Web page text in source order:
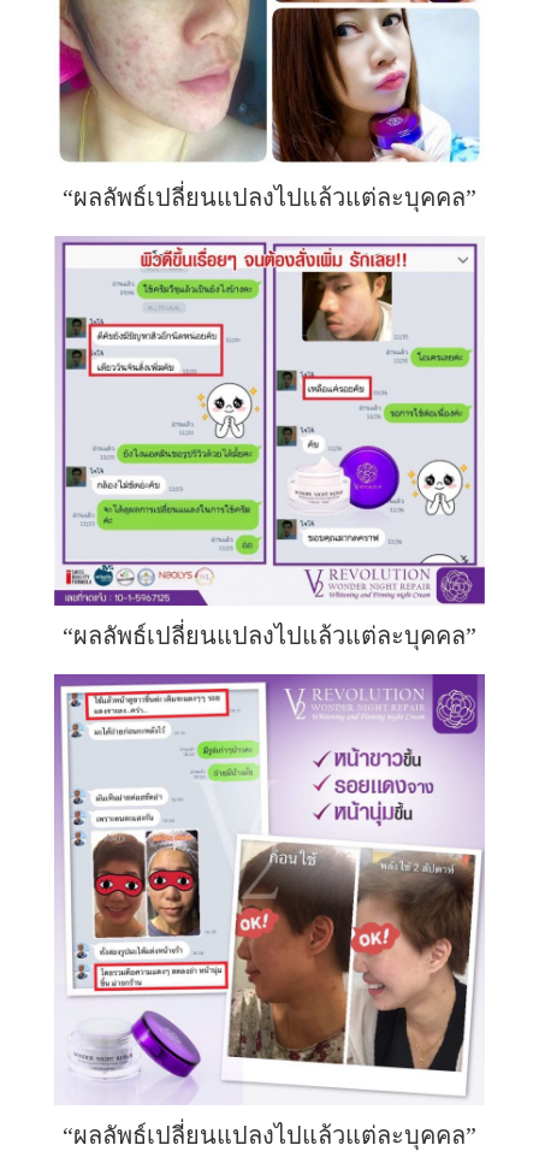
“ผลลัพธ์เปลี่ยนแปลงไปแล้วแต่ละบุคคล”
“ผลลัพธ์เปลี่ยนแปลงไปแล้วแต่ละบุคคล”
“ผลลัพธ์เปลี่ยนแปลงไปแล้วแต่ละบุคคล”